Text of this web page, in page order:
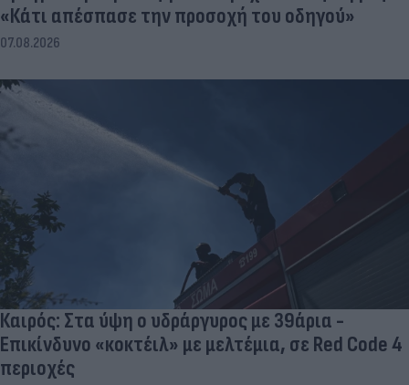
«Κάτι απέσπασε την προσοχή του οδηγού»
07.08.2026
Καιρός: Στα ύψη ο υδράργυρος με 39άρια -
Επικίνδυνο «κοκτέιλ» με μελτέμια, σε Red Code 4
περιοχές